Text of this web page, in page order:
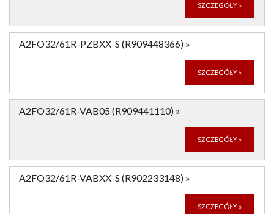
SZCZEGÓŁY »
A2FO32/61R-PZBXX-S (R909448366) »
SZCZEGÓŁY »
A2FO32/61R-VAB05 (R909441110) »
SZCZEGÓŁY »
A2FO32/61R-VABXX-S (R902233148) »
SZCZEGÓŁY »